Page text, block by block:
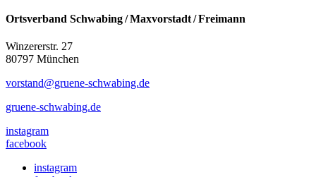
Ortsverband Schwabing / Maxvorstadt ⁠/ Freimann
Winzererstr. 27
80797 München
vorstand@gruene-schwabing.de
gruene-schwabing.de
instagram
facebook
instagram